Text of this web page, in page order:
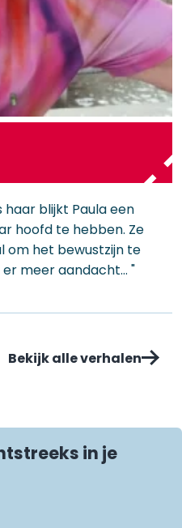
haar blijkt Paula een
hoofd te hebben. Ze
om het bewustzijn te
meer aandacht… "
Bekijk alle verhalen
in je